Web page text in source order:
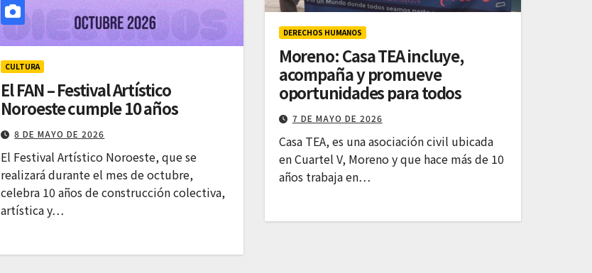
CULTURA
El FAN – Festival Artístico
Noroeste cumple 10 años
8 DE MAYO DE 2026
El Festival Artístico Noroeste, que se
realizará durante el mes de octubre,
celebra 10 años de construcción colectiva,
artística y…
DERECHOS HUMANOS
Moreno: Casa TEA incluye,
acompaña y promueve
oportunidades para todos
7 DE MAYO DE 2026
Casa TEA, es una asociación civil ubicada
en Cuartel V, Moreno y que hace más de 10
años trabaja en…